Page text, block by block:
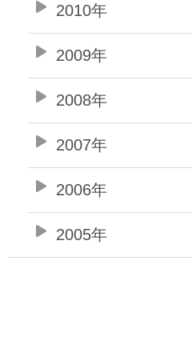
2010年
2009年
2008年
2007年
2006年
2005年